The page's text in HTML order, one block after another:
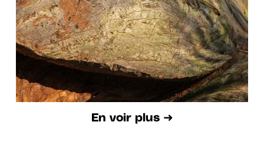
En voir plus ➜